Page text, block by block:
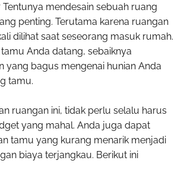
mendesain sebuah ruang
penting. Terutama karena ruangan
dilihat saat seseorang masuk rumah.
Anda datang, sebaiknya
yang bagus mengenai hunian Anda
tamu.
ruangan ini, tidak perlu selalu harus
yang mahal. Anda juga dapat
tamu yang kurang menarik menjadi
biaya terjangkau. Berikut ini